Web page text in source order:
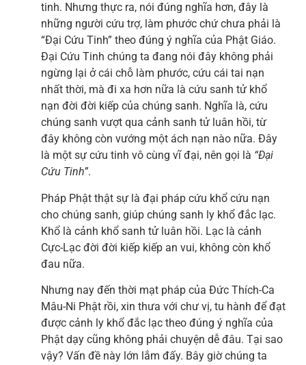
tinh. Nhưng thực ra, nói đúng nghĩa hơn, đây là
những người cứu trợ, làm phước chứ chưa phải là
“Đại Cứu Tinh” theo đúng ý nghĩa của Phật Giáo.
Đại Cứu Tinh chúng ta đang nói đây không phải
ngừng lại ở cái chỗ làm phước, cứu cái tai nạn
nhất thời, mà đi xa hơn nữa là cứu sanh tử khổ
nạn đời đời kiếp của chúng sanh. Nghĩa là, cứu
chúng sanh vượt qua cảnh sanh tử luân hồi, từ
đây không còn vướng một ách nạn nào nữa. Đây
là một sự cứu tinh vô cùng vĩ đại, nên gọi là “Đại
Cứu Tinh”.
Pháp Phật thật sự là đại pháp cứu khổ cứu nạn
cho chúng sanh, giúp chúng sanh ly khổ đắc lạc.
Khổ là cảnh khổ sanh tử luân hồi. Lạc là cảnh
Cực-Lạc đời đời kiếp kiếp an vui, không còn khổ
đau nữa.
Nhưng nay đến thời mạt pháp của Đức Thích-Ca
Mâu-Ni Phật rồi, xin thưa với chư vị, tu hành để đạt
được cảnh ly khổ đắc lạc theo đúng ý nghĩa của
Phật dạy cũng không phải chuyện dễ đâu. Tại sao
vậy? Vấn đề này lớn lắm đấy. Bây giờ chúng ta